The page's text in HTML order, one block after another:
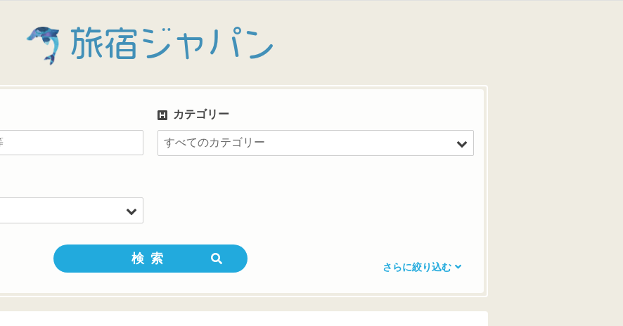
旅宿ジャパン
カテゴリー
さらに絞り込む